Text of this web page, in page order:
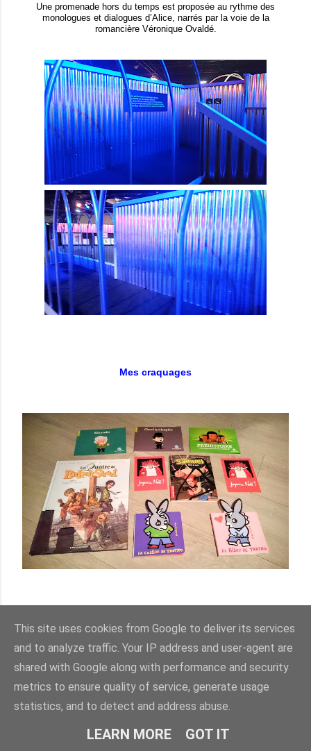
Une promenade hors du temps est proposée au rythme des
monologues et dialogues d’Alice, narrés par la voie de la
romancière Véronique Ovaldé.
Mes craquages
- Trois titres édités chezQuelle Histoire
- Les Quatre de Baker Street, Tome 1 : L'affaire du rideau bleu
-Dans la toilede la série Samuel, lecture découverte à l'école
La Colère de Trotro et Le bisou de TroTro
This site uses cookies from Google to deliver its services
and to analyze traffic. Your IP address and user-agent are
shared with Google along with performance and security
metrics to ensure quality of service, generate usage
statistics, and to detect and address abuse.
LEARN MORE GOT IT